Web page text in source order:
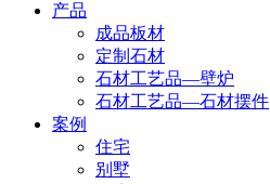
产品
成品板材
定制石材
石材工艺品—壁炉
石材工艺品—石材摆件
案例
住宅
别墅